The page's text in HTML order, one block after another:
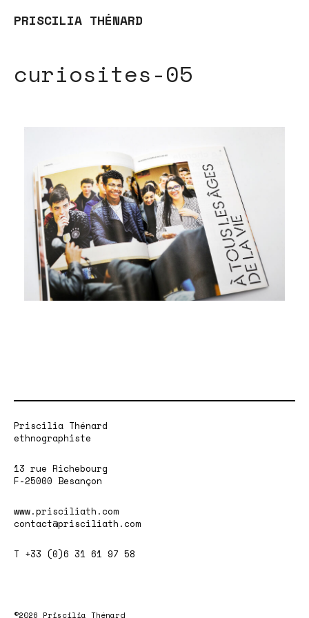
PRISCILIA THÉNARD
curiosites-05
Priscilia Thénard
ethnographiste
13 rue Richebourg
F-25000 Besançon
www.prisciliath.com
contact@prisciliath.com
T +33 (0)6 31 61 97 58
©2026 Priscilia Thénard